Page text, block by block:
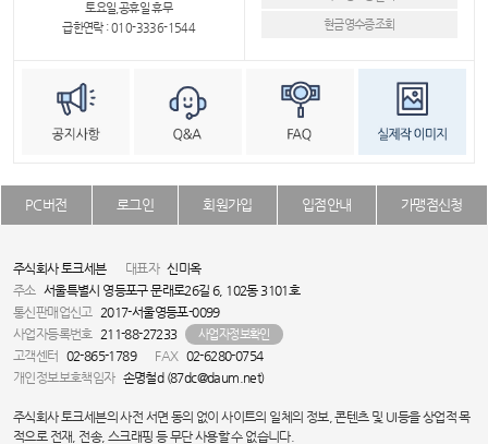
토요일,공휴일 휴무
급한연락 : 010-3336-1544
현금영수증조회
PC버전 로그인 회원가입 입점안내 가맹점신청
주식회사 토크세븐 대표자 신미옥
주소 서울특별시 영등포구 문래로26길 6, 102동 3101호
통신판매업신고 2017-서울영등포-0099
사업자등록번호 211-88-27233 사업자정보확인
고객센터 02-865-1789 FAX 02-6280-0754
개인정보보호책임자 손명철d (87dc@daum.net)
주식회사 토크세븐의 사전 서면 동의 없이 사이트의 일체의 정보, 콘텐츠 및 UI등을 상업적 목
적으로 전재, 전송, 스크래핑 등 무단 사용할 수 없습니다.